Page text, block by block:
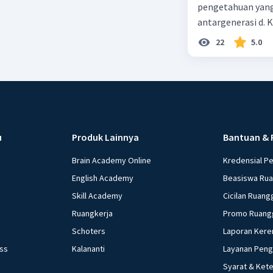
teori
pengetahuan
antargenerasi d.
dan perilaku
masyarakat
22 5.0
Produk Lainnya
Brain Academy Online
English Academy
Skill Academy
Ruangkerja
Schoters
Kalananti
Bantuan &
Kredensial
Beasiswa
Cicilan
Promo
Laporan
Layanan
Syarat &